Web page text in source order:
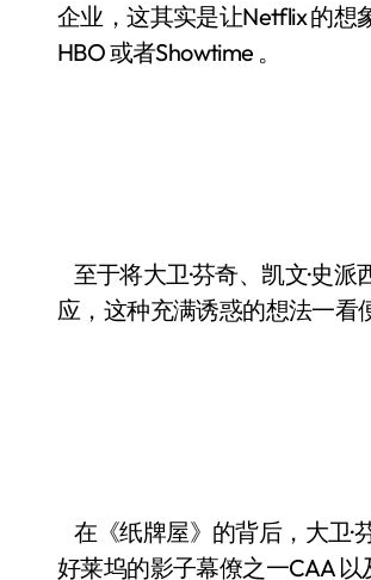
企业，这其实是让Netflix 的想
HBO 或者Showtime 。
至于将大卫·芬奇、凯文·史
应，这种充满诱惑的想法一看
在《纸牌屋》的背后，大卫·
好莱坞的影子幕僚之一CAA